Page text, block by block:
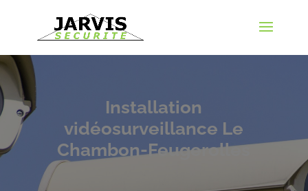
Installation
vidéosurveillance Le
Chambon-Feugerolles